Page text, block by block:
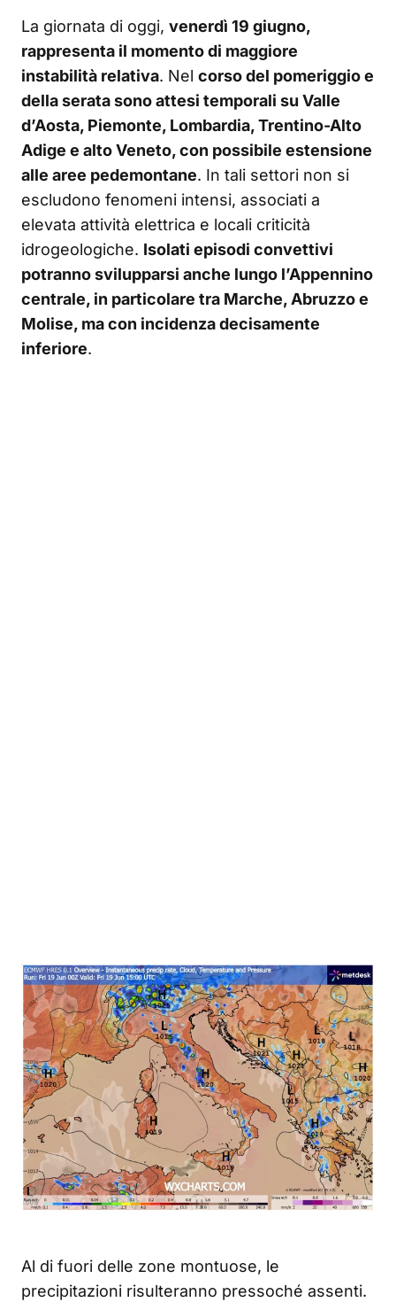
La giornata di oggi, venerdì 19 giugno,
rappresenta il momento di maggiore
instabilità relativa. Nel corso del pomeriggio e
della serata sono attesi temporali su Valle
d’Aosta, Piemonte, Lombardia, Trentino-Alto
Adige e alto Veneto, con possibile estensione
alle aree pedemontane. In tali settori non si
escludono fenomeni intensi, associati a
elevata attività elettrica e locali criticità
idrogeologiche. Isolati episodi convettivi
potranno svilupparsi anche lungo l’Appennino
centrale, in particolare tra Marche, Abruzzo e
Molise, ma con incidenza decisamente
inferiore.
Al di fuori delle zone montuose, le
precipitazioni risulteranno pressoché assenti.